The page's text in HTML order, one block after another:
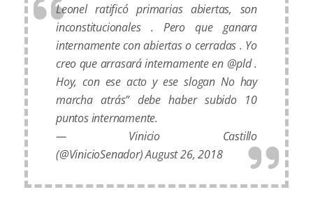
Leonel ratificó primarias abiertas, son
inconstitucionales . Pero que ganara
internamente con abiertas o cerradas . Yo
creo que arrasará internamente en @pld .
Hoy, con ese acto y ese slogan No hay
marcha atrás” debe haber subido 10
puntos internamente.
— Vinicio Castillo
(@VinicioSenador)August 26, 2018